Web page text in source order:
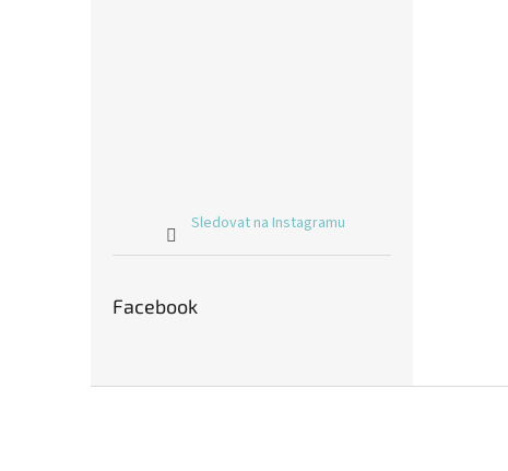
Sledovat na Instagramu
Facebook